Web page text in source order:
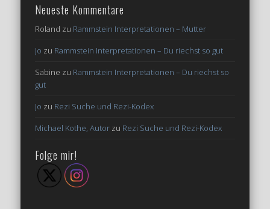
Neueste Kommentare
Roland zu Rammstein Interpretationen – Mutter
Jo zu Rammstein Interpretationen – Du riechst so gut
Sabine zu Rammstein Interpretationen – Du riechst so
gut
Jo zu Rezi Suche und Rezi-Kodex
Michael Kothe, Autor zu Rezi Suche und Rezi-Kodex
Folge mir!